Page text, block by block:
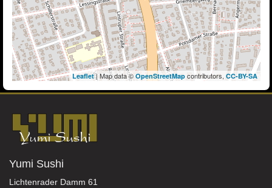
Leaflet| Map data © OpenStreetMapcontributors, CC-BY-SA
Yumi Sushi
Lichtenrader Damm 61